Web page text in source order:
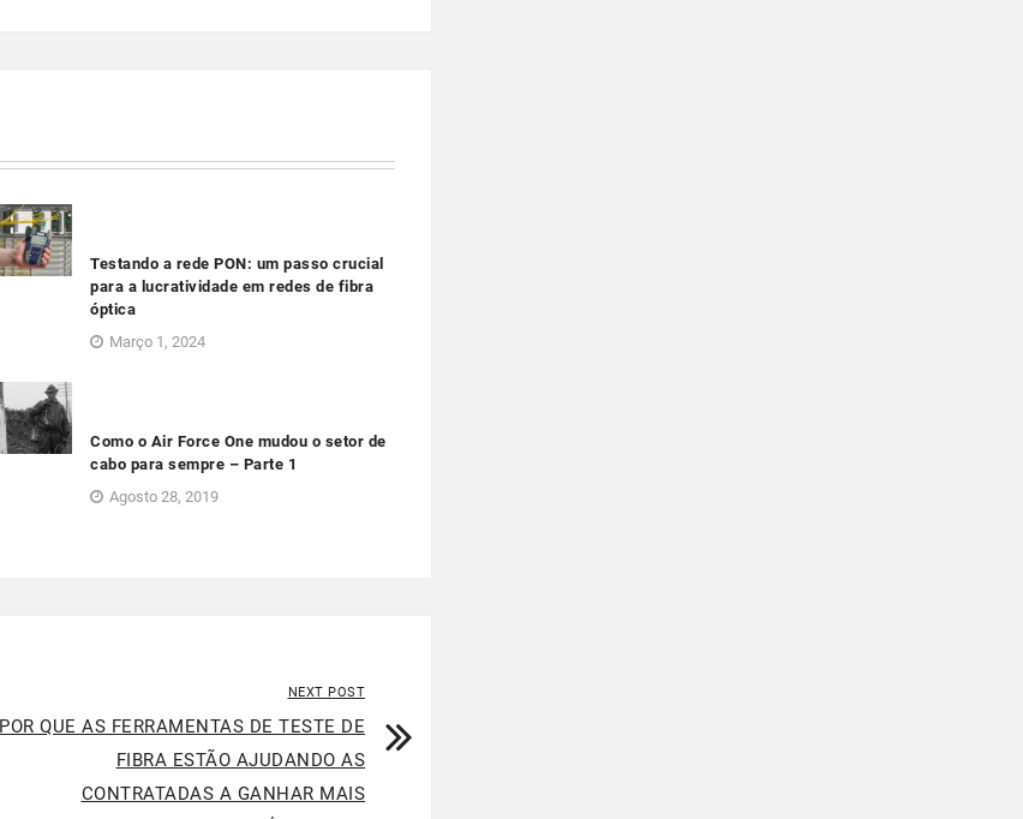
Testando a rede PON: um passo crucial
para a lucratividade em redes de fibra
óptica
Março 1, 2024
Como o Air Force One mudou o setor de
cabo para sempre – Parte 1
Agosto 28, 2019
NEXT POST
POR QUE AS FERRAMENTAS DE TESTE DE
FIBRA ESTÃO AJUDANDO AS
CONTRATADAS A GANHAR MAIS